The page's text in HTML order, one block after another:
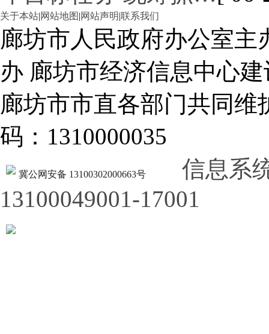
关于本站|网站地图 |网站声明|联系我们
廊坊市人民政府办公室
办 廊坊市经济信息中心建
廊坊市市直各部门共同
码：1310000035
冀公网安备 13100302000663号
信息系
13100049001-17001